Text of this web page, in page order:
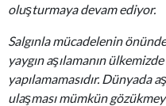
oluşturmaya devam ediyor.
Salgınla mücadelenin
yaygın aşılamanın
yapılamamasıdır. Dünyada
ulaşması mümkün